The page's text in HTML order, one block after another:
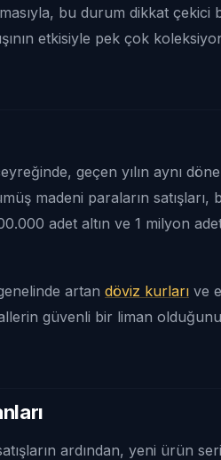
bu durum dikkat çekici
etkisiyle pek çok
geçen yılın aynı
madeni paraların
adet altın ve 1 milyon
artan döviz kurları ve
güvenli bir liman
ardından, yeni ürün